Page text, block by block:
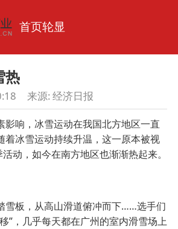
首页轮显
热
来源: 经济日报
响，冰雪运动在我国北方地区一直
着冰雪运动持续升温，这一原本被视
动，如今在南方地区也渐渐热起来。
板，从高山滑道俯冲而下……选手们
”，几乎每天都在广州的室内滑雪场上